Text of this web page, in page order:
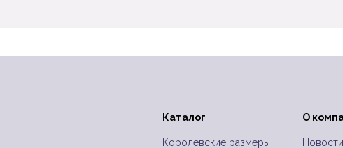
Каталог
Королевские размеры
О